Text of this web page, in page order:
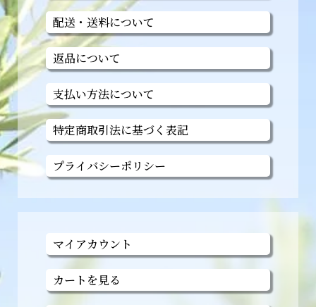
配送・送料について
返品について
支払い方法について
特定商取引法に基づく表記
プライバシーポリシー
マイアカウント
カートを見る